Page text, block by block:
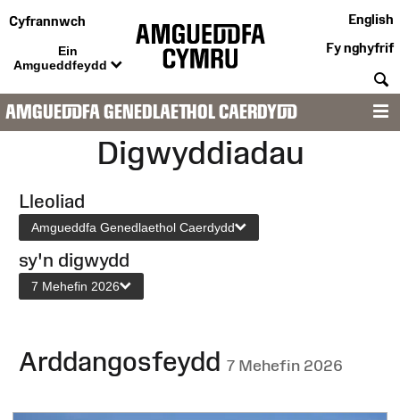
Cyfrannwch
Ein
Amgueddfeydd
English
Fy nghyfrif
AMGUEDDFA GENEDLAETHOL CAERDYDD
Digwyddiadau
Lleoliad
Amgueddfa Genedlaethol Caerdydd
sy'n digwydd
7 Mehefin 2026
Arddangosfeydd 7 Mehefin 2026